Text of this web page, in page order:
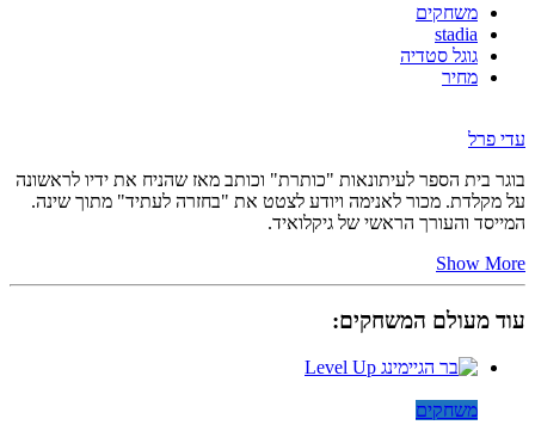
משחקים
stadia
גוגל סטדיה
מחיר
עדי פרל
בוגר בית הספר לעיתונאות "כותרת" וכותב מאז שהניח את ידיו לראשונה
על מקלדת. מכור לאנימה ויודע לצטט את "בחזרה לעתיד" מתוך שינה.
המייסד והעורך הראשי של גיקלואיד.
Show More
עוד מעולם המשחקים:
משחקים